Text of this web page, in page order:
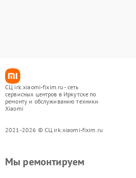
СЦ irk.xiaomi-fixim.ru - сеть
сервисных центров в Иркутске по
ремонту и обслуживанию техники
Xiaomi
2021-2026 © СЦ irk.xiaomi-fixim.ru
Мы ремонтируем